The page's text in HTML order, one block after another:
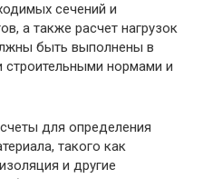
сечений и
а также расчет нагрузок
быть выполнены в
строительными нормами и
для определения
такого как
и другие